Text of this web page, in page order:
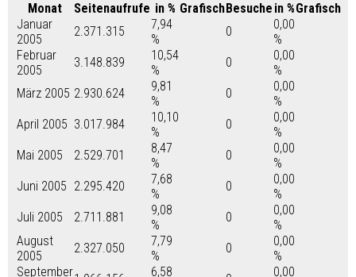
Monat Seitenaufrufe in % GrafischBesuche in %Grafisch
Januar
2005
2.371.315
7,94
%
0
0,00
%
Februar
2005
3.148.839
10,54
%
0
0,00
%
März 2005 2.930.624
9,81
%
0
0,00
%
April 2005 3.017.984
10,10
%
0
0,00
%
Mai 2005
2.529.701
8,47
%
0
0,00
%
Juni 2005 2.295.420
7,68
%
0
0,00
%
Juli 2005
2.711.881
9,08
%
0
0,00
%
August
2005
2.327.050
7,79
%
0
0,00
%
September
6,58
0,00